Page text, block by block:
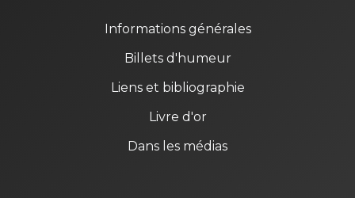
Informations générales
Billets d'humeur
Liens et bibliographie
Livre d'or
Dans les médias